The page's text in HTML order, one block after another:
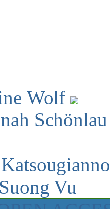
Wolf
Vu